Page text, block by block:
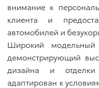
внимание к
клиента и
автомобилей и
Широкий модельный
демонстрирующий
дизайна и отделки
адаптирован к